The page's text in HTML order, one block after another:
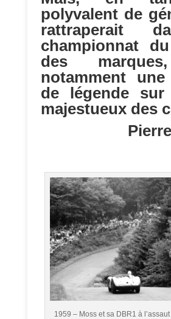
polyvalent de
rattraperait
championnat
des
notamment
de légende
majestueux des
1959 – Moss et sa DBR1 à